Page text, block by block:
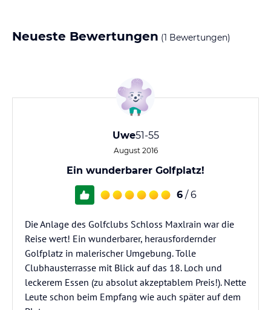
Neueste Bewertungen (1 Bewertungen)
Uwe51-55
August 2016
Ein wunderbarer Golfplatz!
6 / 6
Die Anlage des Golfclubs Schloss Maxlrain war die
Reise wert! Ein wunderbarer, herausfordernder
Golfplatz in malerischer Umgebung. Tolle
Clubhausterrasse mit Blick auf das 18. Loch und
leckerem Essen (zu absolut akzeptablem Preis!). Nette
Leute schon beim Empfang wie auch später auf dem